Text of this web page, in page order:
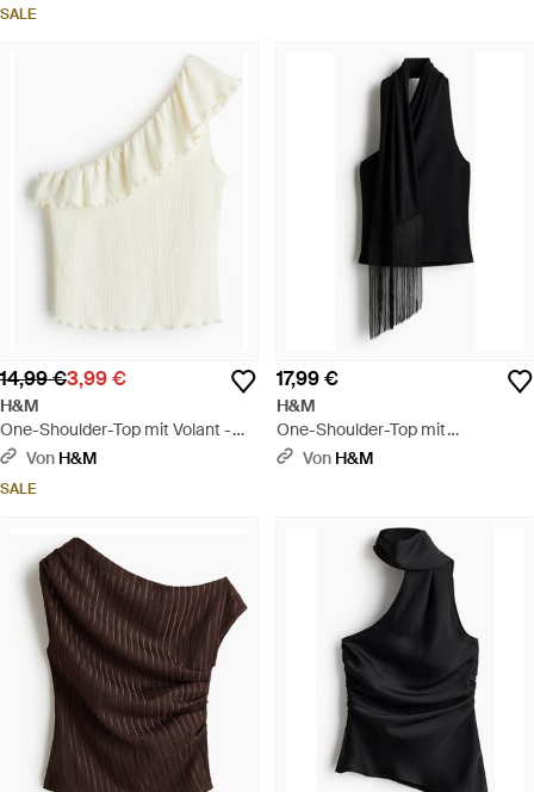
SALE
14,99 €3,99 €
H&M
One-Shoulder-Top mit Volant -
WeißVon H&M
SALE
17,99 €
H&M
One-Shoulder-Top mit
Schalkragen - Schwarz
Von H&M